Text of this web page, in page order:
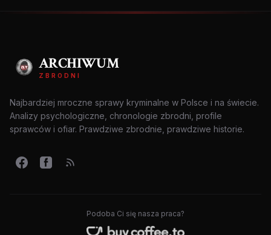
ARCHIWUM
ZBRODNI
Najbardziej mroczne sprawy kryminalne w Polsce i na świecie.
Analizy psychologiczne, chronologie zbrodni, profile
sprawców i ofiar. Prawdziwe zbrodnie, prawdziwe historie.
Podoba Ci się nasza praca?